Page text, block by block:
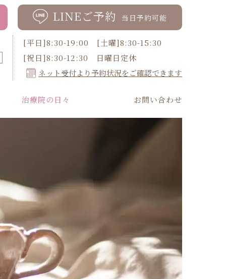
LINEご予約 当日予約可能
[平日]8:30-19:00 [土曜]8:30-15:30
[祝日]8:30-12:30 日曜日定休
ネット受付より予約状況をご確認できます
治療院の日々 お問い合わせ